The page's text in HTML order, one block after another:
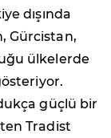
dışında
Gürcistan,
ülkelerde
güçlü bir
Tradist